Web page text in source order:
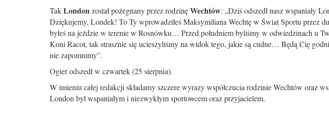
TakLondonzostał pożegnany przez rodzinęWechtów: „Dziś odszedł nasz wspaniały
Dziękujemy, Londek! To Ty wprowadziłeś Maksymiliana Wechtę w Świat Sportu przez
byłeś na jeździe w terenie w Rosnówku… Przed południem byliśmy w odwiedzinach u
Koni Racot, tak strasznie się ucieszyliśmy na widok tego, jakie są cudne… Będą Cię
nie zapomnimy”.
Ogier odszedł w czwartek (25 sierpnia).
W imieniu całej redakcji składamy szczere wyrazy współczucia rodzinie Wechtów oraz
London był wspaniałym i niezwykłym sportowcem oraz przyjacielem.